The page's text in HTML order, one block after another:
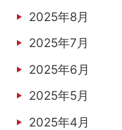
2025年8月
2025年7月
2025年6月
2025年5月
2025年4月